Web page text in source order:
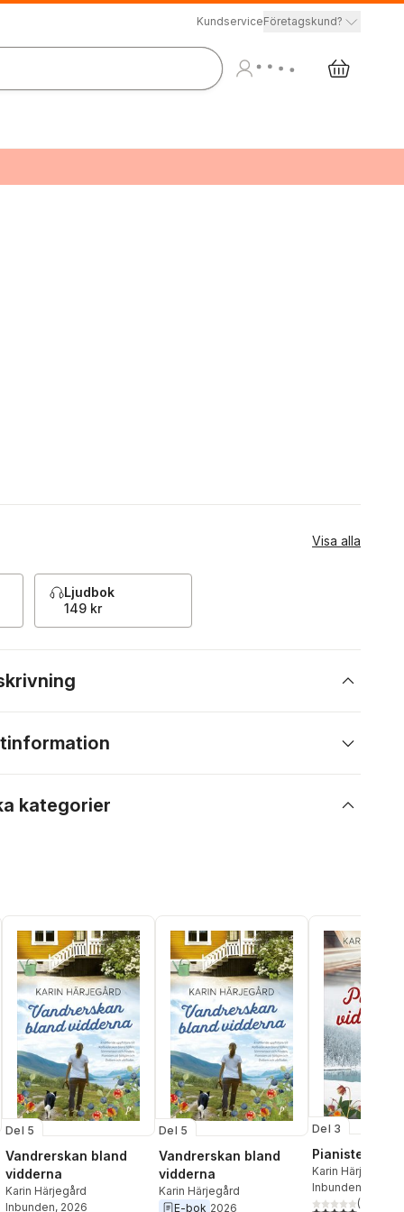
KundserviceFöretagskund?
Visa alla
Ljudbok
149 kr
kategorier
Del 5
Vandrerskan bland
vidderna
Karin Härjegård
Inbunden, 2026
Del 5
Vandrerskan bland
vidderna
Karin Härjegård
E-bok 2026
Del 3
Pianisten vid
Karin Härjegård
Inbunden
(